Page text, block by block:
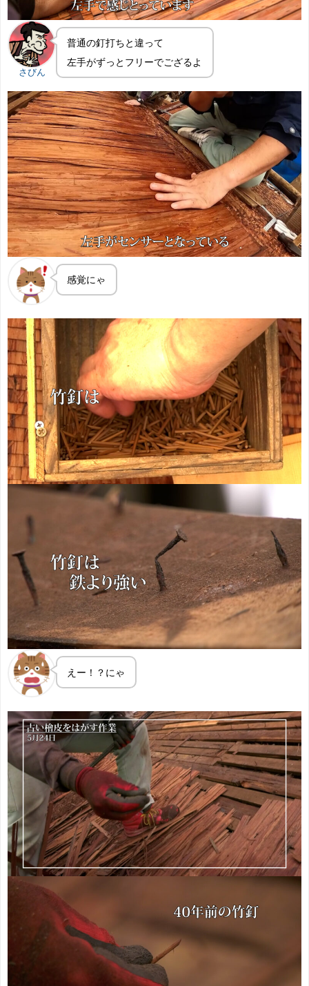
さびん
普通の釘打ちと違って
左手がずっとフリーでござるよ
感覚にゃ
えー！？にゃ